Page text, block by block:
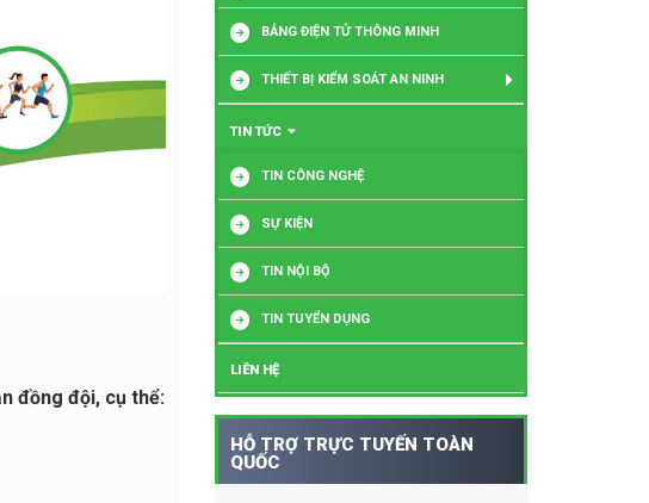
đồng đội, cụ thể:
BẢNG ĐIỆN TỬ THÔNG MINH
THIẾT BỊ KIỂM SOÁT AN NINH
TIN TỨC
TIN CÔNG NGHỆ
SỰ KIỆN
TIN NỘI BỘ
TIN TUYỂN DỤNG
LIÊN HỆ
HỖ TRỢ TRỰC TUYẾN TOÀN
QUỐC